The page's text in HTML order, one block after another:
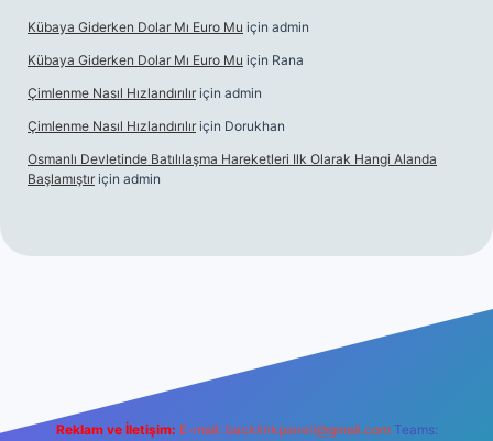
Kübaya Giderken Dolar Mı Euro Mu için admin
Kübaya Giderken Dolar Mı Euro Mu için Rana
Çimlenme Nasıl Hızlandırılır için admin
Çimlenme Nasıl Hızlandırılır için Dorukhan
Osmanlı Devletinde Batılılaşma Hareketleri Ilk Olarak Hangi Alanda
Başlamıştır için admin
Reklam ve İletişim: E-mail: backlinkpaneli@gmail.com Teams: